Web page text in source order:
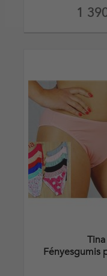
1
Tina
Fényesgumis